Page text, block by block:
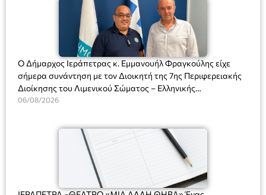
Ο Δήμαρχος Ιεράπετρας κ. Εμμανουήλ Φραγκούλης είχε
σήμερα συνάντηση με τον Διοικητή της 7ης Περιφερειακής
Διοίκησης του Λιμενικού Σώματος – Ελληνικής
Ακτοφυλακής (Λ.Σ.-ΕΛ.ΑΚΤ.), Αρχιπλοίαρχο Λ.Σ. κ. Ιωάννη
06/08/2026